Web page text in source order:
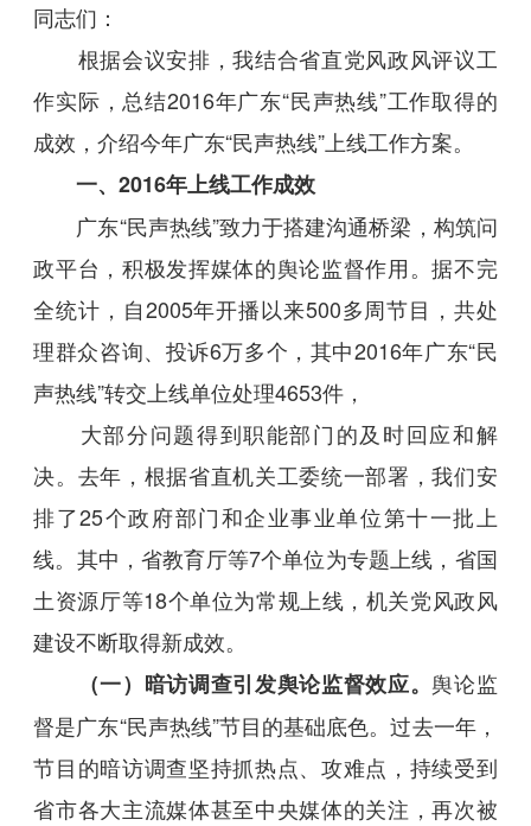
同志们：
根据会议安排，我结合省直党风政风评议工
作实际，总结2016年广东“民声热线”工作取得的
成效，介绍今年广东“民声热线”上线工作方案。
一、2016年上线工作成效
广东“民声热线”致力于搭建沟通桥梁，构筑问
政平台，积极发挥媒体的舆论监督作用。据不完
全统计，自2005年开播以来500多周节目，共处
理群众咨询、投诉6万多个，其中2016年广东“民
声热线”转交上线单位处理4653件，
大部分问题得到职能部门的及时回应和解
决。去年，根据省直机关工委统一部署，我们安
排了25个政府部门和企业事业单位第十一批上
线。其中，省教育厅等7个单位为专题上线，省国
土资源厅等18个单位为常规上线，机关党风政风
建设不断取得新成效。
（一）暗访调查引发舆论监督效应。 舆论监
督是广东“民声热线”节目的基础底色。过去一年，
节目的暗访调查坚持抓热点、攻难点，持续受到
省市各大主流媒体甚至中央媒体的关注，再次被